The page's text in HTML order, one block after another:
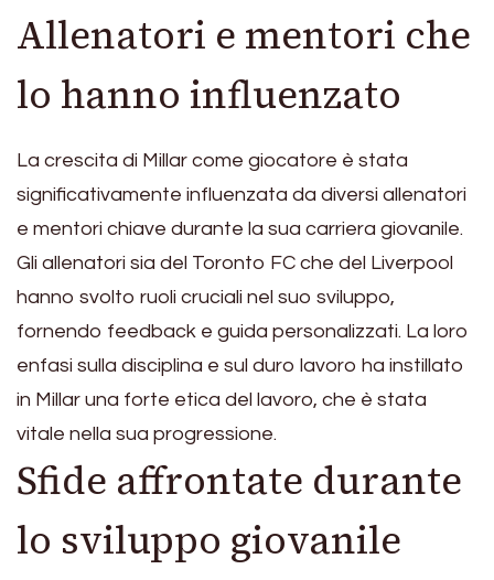
Allenatori e mentori che
lo hanno influenzato
La crescita di Millar come giocatore è stata
significativamente influenzata da diversi allenatori
e mentori chiave durante la sua carriera giovanile.
Gli allenatori sia del Toronto FC che del Liverpool
hanno svolto ruoli cruciali nel suo sviluppo,
fornendo feedback e guida personalizzati. La loro
enfasi sulla disciplina e sul duro lavoro ha instillato
in Millar una forte etica del lavoro, che è stata
vitale nella sua progressione.
Sfide affrontate durante
lo sviluppo giovanile